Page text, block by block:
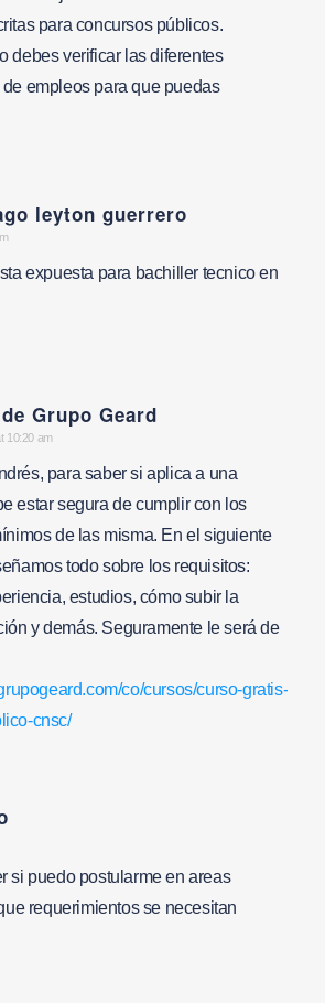
para concursos públicos.
debes verificar las diferentes
de empleos para que puedas
leyton guerrero
expuesta para bachiller tecnico en
Grupo Geard
10:20 am
para saber si aplica a una
estar segura de cumplir con los
de las misma. En el siguiente
todo sobre los requisitos:
estudios, cómo subir la
y demás. Seguramente le será de
co/cursos/curso-gratis-
cnsc/
si puedo postularme en areas
requerimientos se necesitan